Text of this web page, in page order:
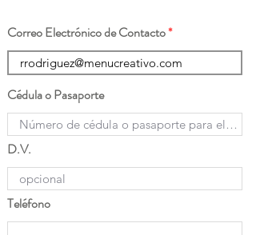
Correo Electrónico de Contacto
Cédula o Pasaporte
D.V.
Teléfono